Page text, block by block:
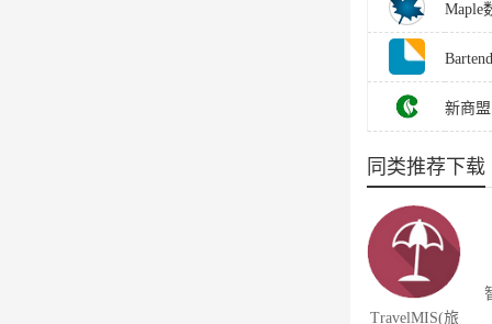
Maple
新商
同类推荐下载
TravelMIS(旅